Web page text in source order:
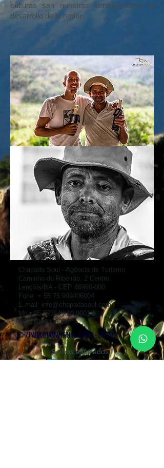
culturas son nuestras contribuciones al
desarrollo de la región.
Chapada Soul - Agência de Turismo
Caminho do Ribeirão, 2 Centro
Lençóis/BA - CEP 46960-000
Fone: + 55 75 999406004
E-mail: info@chapadasoul.com
Mtur05.073548.10.0001-5
+5575999406004
CHAPADA DIAMANTINA - BAHIA - BRASIL
Somos asociados